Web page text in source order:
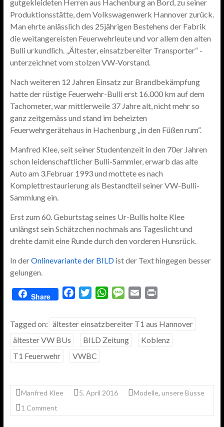
gutgekleideten Herren aus Hachenburg an Bord, zu seiner
Produktionsstätte, dem Volkswagenwerk Hannover zurück.
Man ehrte anlässlich des 25jährigen Bestehens der Fabrik
die weitangereisten Feuerwehrleute und vor allem den alten
Bulli urkundlich. „Ältester, einsatzbereiter Transporter“ -
unterzeichnet vom stolzen VW-Vorstand.
Nach weiteren 12 Jahren Einsatz zur Brandbekämpfung
hatte der rüstige Feuerwehr-Bulli erst 16.000 km auf dem
Tachometer, war mittlerweile 37 Jahre alt, nicht mehr so
ganz zeitgemäss und stand im beheizten
Feuerwehrgerätehaus in Hachenburg „in den Füßen rum“.
Manfred Klee, seit seiner Studentenzeit in den 70er Jahren
schon leidenschaftlicher Bulli-Sammler, erwarb das alte
Auto am 3.Februar 1993 und mottete es nach
Komplettrestaurierung als Bestandteil seiner VW-Bulli-
Sammlung ein.
Erst zum 60. Geburtstag seines Ur-Bullis holte Klee
unlängst sein Schätzchen nochmals ans Tageslicht und
drehte damit eine Runde durch den vorderen Hunsrück.
In derOnlinevariante der BILD ist der Text hingegen besser
gelungen.
Share
e
o
t
t
e
W
t
s
M
s
a
i
l
n
t
Tagged on: ältester einsatzbereiter T1 aus Hannover
ältester VW BUs
BILD Zeitung
Koblenz
T1 Feuerwehr
VWBC
Manfred Klee 5. April 2016 Modelle, unsere Busse
1 Comment